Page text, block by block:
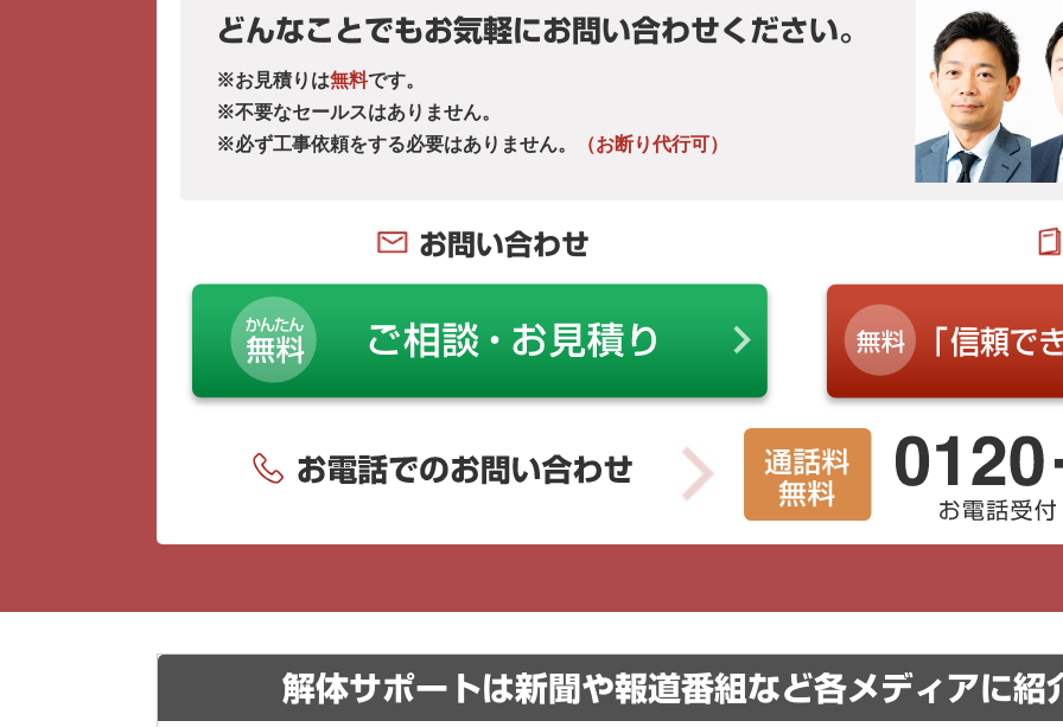
どんなことでもお気軽にお問い合わせください。
※お見積りは無料です。
※不要なセールスはありません。
※必ず工事依頼をする必要はありません。
（お断り代行可）
お問い合わせ
解体サポートは新聞や報道番組など各メディアに紹